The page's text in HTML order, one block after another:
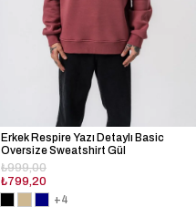
Erkek Respire Yazı Detaylı Basic
Oversize Sweatshirt Gül
₺799,20
₺999,00
+4